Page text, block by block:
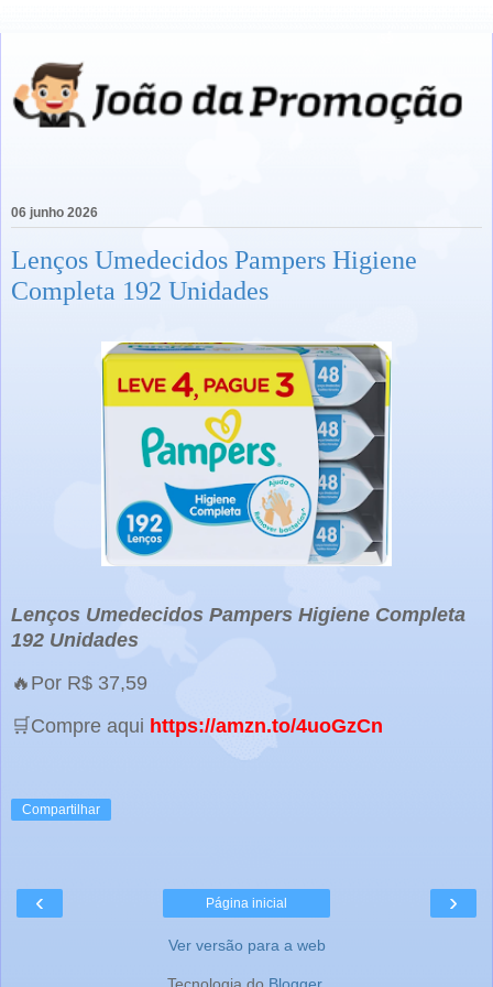
06 junho 2026
Lenços Umedecidos Pampers Higiene
Completa 192 Unidades
Lenços Umedecidos Pampers Higiene Completa
192 Unidades
🔥Por R$ 37,59
🛒Compre aqui https://amzn.to/4uoGzCn
Compartilhar
‹ ›
Página inicial
Ver versão para a web